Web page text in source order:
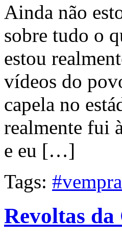
Ainda não
sobre tudo o
estou
vídeos do
capela no
realmente fui
e eu […]
Tags:
Revoltas da